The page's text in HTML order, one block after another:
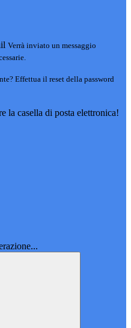
Verrà inviato un messaggio
Effettua il reset della password
la casella di posta elettronica!